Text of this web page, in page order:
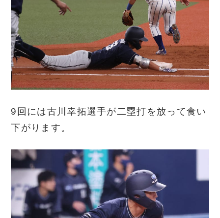
9回には古川幸拓選手が二塁打を放って食い
下がります。